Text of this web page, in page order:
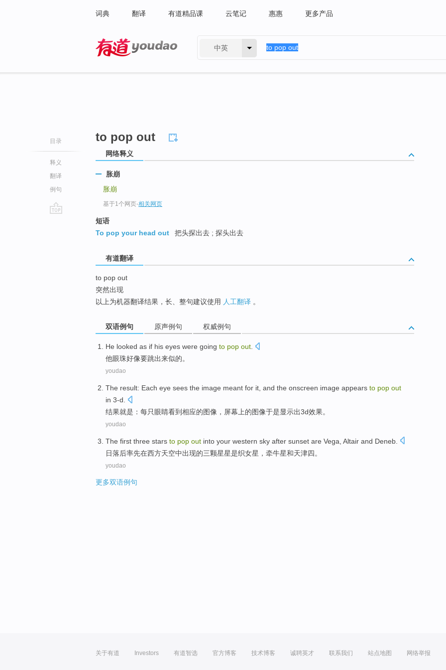
词典 翻译 有道精品课 云笔记 惠惠 更多产品
中英
目录
释义
翻译
例句
to pop out
网络释义
胀崩
胀崩
基于1个网页-相关网页
短语
To pop your head out
把头探出去 ; 探头出去
有道翻译
to pop out
突然出现
以上为机器翻译结果，长、整句建议使用 人工翻译 。
双语例句 原声例句 权威例句
He looked as if his eyes were going to pop out
他眼珠好像要跳出来似的。
youdao
The result: Each eye sees the image meant for it, and the onscreen image appears to pop out
in 3-d
结果就是： 每只眼睛看到相应的图像 ， 屏幕 上的图像于是显示出3d效果。
youdao
The first three stars to pop out into your western sky after sunset are Vega Altair and Deneb
日落后率先在西方天空中出现的三颗星星是织女星 ， 牵牛星和天津四。
youdao
更多双语例句
关于有道 Investors 有道智选 官方博客 技术博客 诚聘英才 联系我们 站点地图 网络举报